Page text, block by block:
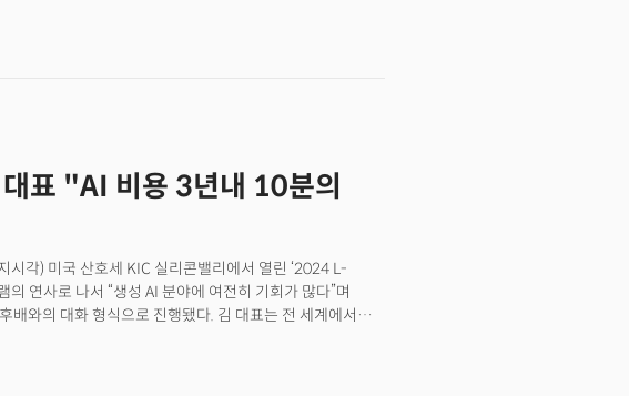
표 "AI 비용 3년내 10분의
시각) 미국 산호세 KIC 실리콘밸리에서 열린 ‘2024 L-
연사로 나서 “생성 AI 분야에 여전히 기회가 많다”며
배와의 대화 형식으로 진행됐다. 김 대표는 전 세계에서
앞으로도 계속해서 사용자의 선택을 받을 것이란